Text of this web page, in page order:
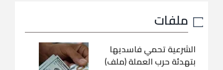
ملفات
الشرعية تحمي فاسديها
بتهدئة حرب العملة (ملف)